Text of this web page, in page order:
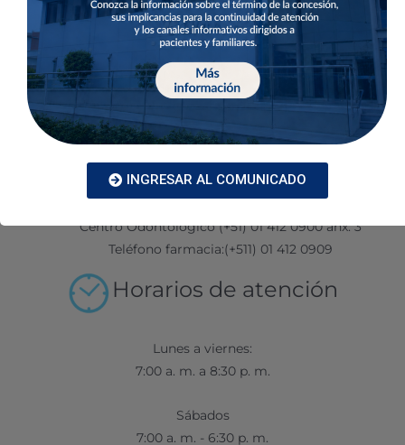
(Altura de la cuadra 34 de Av. Aviación)
Lima 41 - Perú
Teléfonos
Central:(+511) 01 412 0900
Laboratorio:(+511) 01 412 0900 anx. 112
Centro Odontológico (+51) 01 412 0900 anx. 3
Teléfono farmacia:(+511) 01 412 0909
Horarios de atención
Lunes a viernes:
7:00 a. m. a 8:30 p. m.
Sábados
7:00 a. m. - 6:30 p. m.
INGRESAR AL COMUNICADO